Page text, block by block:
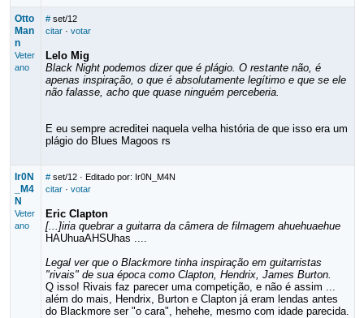
Otto
Man
n
Veter
ano
# set/12
citar· votar
Lelo Mig
Black Night podemos dizer que é plágio. O restante não, é
apenas inspiração, o que é absolutamente legítimo e que se ele
não falasse, acho que quase ninguém perceberia.
E eu sempre acreditei naquela velha história de que isso era um
plágio do Blues Magoos rs
Ir0N
_M4
N
Veter
ano
# set/12· Editado por: Ir0N_M4N
citar· votar
Eric Clapton
[...]iria quebrar a guitarra da câmera de filmagem ahuehuaehue
HAUhuaAHSUhas ....
Legal ver que o Blackmore tinha inspiração em guitarristas
"rivais" de sua época como Clapton, Hendrix, James Burton.
Q isso! Rivais faz parecer uma competição, e não é assim ...
além do mais, Hendrix, Burton e Clapton já eram lendas antes
do Blackmore ser "o cara", hehehe, mesmo com idade parecida.